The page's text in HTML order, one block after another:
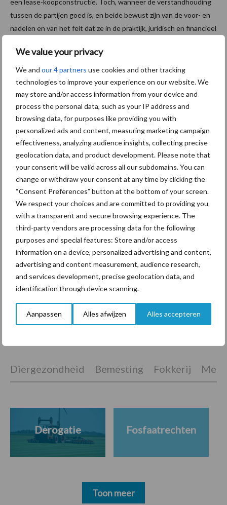
We value your privacy
We and our 4 partners use cookies and other tracking
technologies to improve your experience on our website. We
may store and/or access information from your device and
process the personal data, such as your IP address and
browsing data, for purposes like providing you with
personalized ads and content, measuring marketing campaign
effectiveness, analyzing audience insights, collecting precise
geolocation data, and product development. Please note that
your consent will be valid across all our subdomains. You can
change or withdraw your consent at any time by clicking the
“Consent Preferences” button at the bottom of your screen.
We respect your choices and are committed to providing you
with a transparent and secure browsing experience. The
third-party vendors are processing data for the following
purposes and special features: Store and/or access
information on a device, personalized advertising and content,
advertising and content measurement, audience research,
and services development, precise geolocation data, and
identification through device scanning.
Aanpassen Alles afwijzen Alles accepteren
een lease-koopconstructie. Toch, wanneer de verstandhouding
tussen de partijen goed is, en beide bewust zijn van de voor- en
nadelen en van het feit dat ze in de praktijk, juridisch en financieel
constructie een prima mogelijkheid.” aldus Jan.
Bron:DLV Advies
Aanbevolen voor jou!
De speenhuid: een vaak
onderschatte risicofactor
voor mastitis
ForFarmers ziet volume en
marktaandeel groeien in
krimpende Nederlandse
markt
Tien praktische tips voor
een langere levensduur
Diergezondheid Bemesting Fokkerij
Derogatie Fosfaatrechten
Toon meer